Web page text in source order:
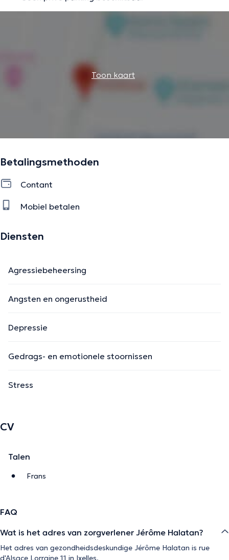
Toon kaart
Betalingsmethoden
Contant
Mobiel betalen
Diensten
Agressiebeheersing
Angsten en ongerustheid
Depressie
Gedrags- en emotionele stoornissen
Stress
CV
Talen
Frans
FAQ
Wat is het adres van zorgverlener Jérôme Halatan?
Het adres van gezondheidsdeskundige Jérôme Halatan is rue
d'Alsace Lorraine 11 in Ixelles.